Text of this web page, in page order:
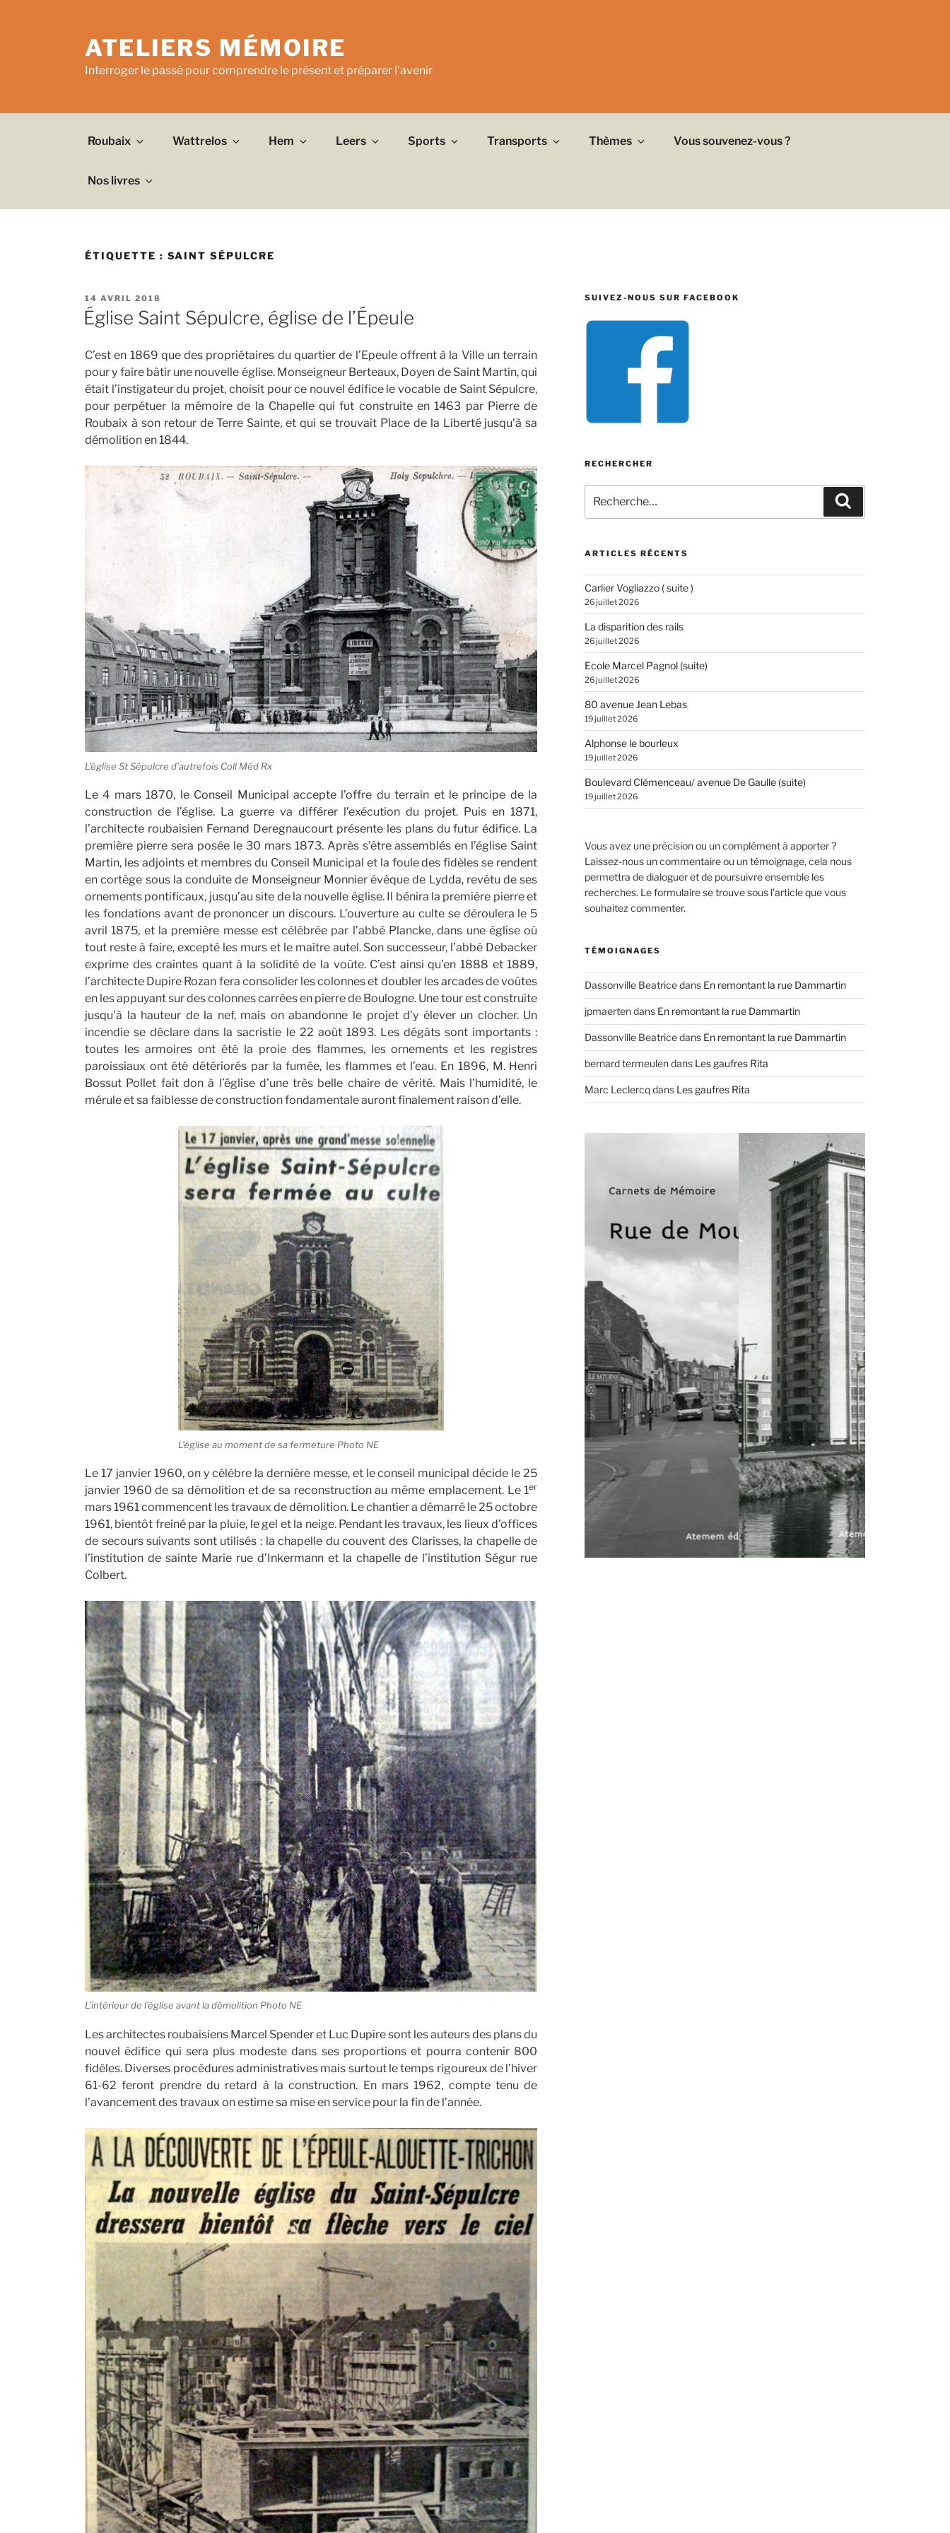
ATELIERS MÉMOIRE
Interroger le passé pour comprendre le présent et préparer l'avenir
Roubaix Wattrelos Hem Leers Sports Transports Thèmes Vous souvenez-vous ?
Nos livres
ÉTIQUETTE : SAINT SÉPULCRE
PUBLIÉ
LE
14 AVRIL 2018
Église Saint Sépulcre, église de l’Épeule
C’est en 1869 que des propriétaires du quartier de l’Epeule offrent à la Ville un terrain
pour y faire bâtir une nouvelle église. Monseigneur Berteaux, Doyen de Saint Martin, qui
était l’instigateur du projet, choisit pour ce nouvel édifice le vocable de Saint Sépulcre,
pour perpétuer la mémoire de la Chapelle qui fut construite en 1463 par Pierre de
Roubaix à son retour de Terre Sainte, et qui se trouvait Place de la Liberté jusqu’à sa
démolitionen 1844.
L’église St Sépulcre d’autrefois Coll Méd Rx
Le 4 mars 1870, le Conseil Municipal accepte l’offre du terrain et le principe de la
construction de l’église. La guerre va différer l’exécution du projet. Puis en 1871,
l’architecte roubaisien Fernand Deregnaucourt présente les plans du futur édifice. La
première pierre sera posée le 30 mars 1873. Après s’être assemblés en l’église Saint
Martin, les adjoints et membres du Conseil Municipal et la foule des fidèles se rendent
en cortège sous la conduite de Monseigneur Monnier évêque de Lydda, revêtu de ses
ornements pontificaux, jusqu’au site de la nouvelle église. Il bénira la première pierre et
les fondations avant de prononcer un discours. L’ouverture au culte se déroulera le 5
avril 1875, et la première messe est célébrée par l’abbé Plancke, dans une église où
tout reste à faire, excepté les murs et le maître autel. Son successeur, l’abbé Debacker
exprime des craintes quant à la solidité de la voûte. C’est ainsi qu’en 1888 et 1889,
l’architecte Dupire Rozan fera consolider les colonnes et doubler les arcades de voûtes
en les appuyant sur des colonnes carrées en pierre de Boulogne. Une tour est construite
jusqu’à la hauteur de la nef, mais on abandonne le projet d’y élever un clocher. Un
incendie se déclare dans la sacristie le 22 août 1893. Les dégâts sont importants :
toutes les armoires ont été la proie des flammes, les ornements et les registres
paroissiaux ont été détériorés par la fumée, les flammes et l’eau. En 1896, M. Henri
Bossut Pollet fait don à l’église d’une très belle chaire de vérité. Mais l’humidité, le
mérule et sa faiblesse de construction fondamentale auront finalement raison d’elle.
L’église au moment de sa fermeture Photo NE
Le 17 janvier 1960, on y célèbre la dernière messe, et le conseil municipal décide le 25
janvier 1960 de sa démolition et de sa reconstruction au même emplacement. Le 1er
mars 1961 commencent les travaux de démolition. Le chantier a démarré le 25 octobre
1961, bientôt freiné par la pluie, le gel et la neige. Pendant les travaux, les lieux d’offices
de secours suivants sont utilisés : la chapelle du couvent des Clarisses, la chapelle de
l’institution de sainte Marie rue d’Inkermann et la chapelle de l’institution Ségur rue
Colbert.
L’intérieur de l’église avant la démolition Photo NE
Les architectes roubaisiens Marcel Spender et Luc Dupire sont les auteurs des plans du
nouvel édifice qui sera plus modeste dans ses proportions et pourra contenir 800
fidèles. Diverses procédures administratives mais surtout le temps rigoureux de l’hiver
61-62 feront prendre du retard à la construction. En mars 1962, compte tenu de
l’avancement des travaux on estime sa mise en service pour la fin de l’année.
SUIVEZ-NOUS SUR FACEBOOK
RECHERCHER
pour
:
ARTICLES RÉCENTS
Carlier Vogliazzo ( suite )
26 juillet 2026
La disparition des rails
26 juillet 2026
Ecole Marcel Pagnol (suite)
26 juillet 2026
80 avenue Jean Lebas
19 juillet 2026
Alphonse le bourleux
19 juillet 2026
Boulevard Clémenceau/ avenue De Gaulle (suite)
19 juillet 2026
Vous avez une précision ou un complément à apporter ?
Laissez-nous un commentaire ou un témoignage, cela nous
permettra de dialoguer et de poursuivre ensemble les
recherches. Le formulaire se trouve sous l'article que vous
souhaitez commenter.
TÉMOIGNAGES
Dassonville Beatricedans En remontant la rue Dammartin
jpmaertendans En remontant la rue Dammartin
Dassonville Beatricedans En remontant la rue Dammartin
bernard termeulendans Les gaufres Rita
Marc Leclercqdans Les gaufres Rita